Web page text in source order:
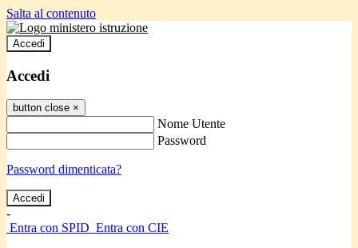
Salta al contenuto
Accedi
Accedi
button close ×
Nome Utente
Password
Password dimenticata?
-
Entra con SPID Entra con CIE